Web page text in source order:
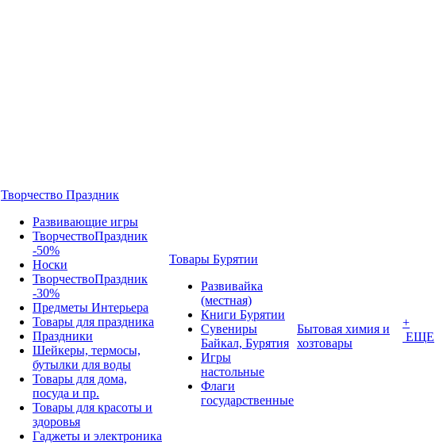
Творчество Праздник
Развивающие игры
ТворчествоПраздник
-50%
Носки
ТворчествоПраздник
-30%
Предметы Интерьера
Товары для праздника
Праздники
Шейкеры, термосы,
бутылки для воды
Товары для дома,
посуда и пр.
Товары для красоты и
здоровья
Гаджеты и электроника
Товары Бурятии
Развивайка
(местная)
Книги Бурятии
Сувениры
Байкал, Бурятия
Игры
настольные
Флаги
государственные
Бытовая химия и
хозтовары
+
ЕЩЕ